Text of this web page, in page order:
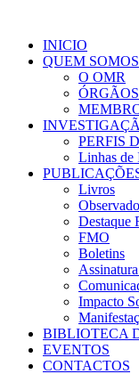
INICIO
QUEM SOMOS
O OMR
PERFIS
Linhas de
Livros
Destaque
FMO
Boletins
Impacto
BIBLIOTECA
EVENTOS
CONTACTOS